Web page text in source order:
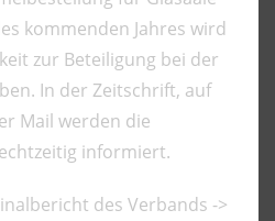
kommenden Jahres wird
zur Beteiligung bei der
In der Zeitschrift, auf
Mail werden die
informiert.
des Verbands ->